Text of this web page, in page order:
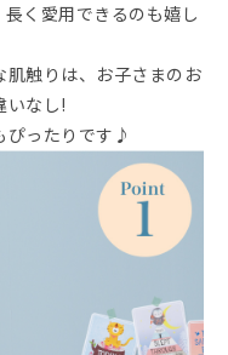
く愛用できるのも嬉し
触りは、お子さまのお
いなし!
ぴったりです♪